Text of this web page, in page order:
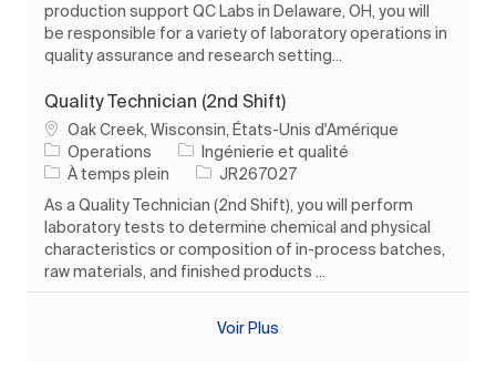
production support QC Labs in Delaware, OH, you will
be responsible for a variety of laboratory operations in
quality assurance and research setting...
Quality Technician (2nd Shift)
Emplacement
Oak Creek, Wisconsin, États-Unis d'Amérique
Operations
Catégorie
Ingénierie et qualité
Type d’emploi
À temps plein ID de l’emploi
JR267027
As a Quality Technician (2nd Shift), you will perform
laboratory tests to determine chemical and physical
characteristics or composition of in-process batches,
raw materials, and finished products ...
Voir Plus